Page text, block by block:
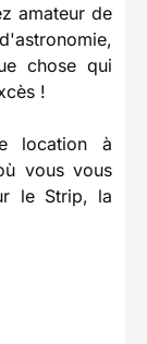
amateur de
chose qui
!
location à
vous vous
le Strip, la